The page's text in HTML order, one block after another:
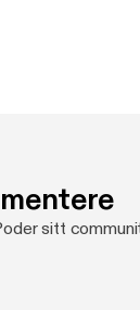
sitt